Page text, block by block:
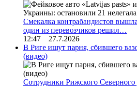
Смекалка контрабандистов
один из перевозчиков решил…
12:47 27.7.2026
В Риге ищут парня, сбившего
(видео)
Сотрудники Рижского Северного